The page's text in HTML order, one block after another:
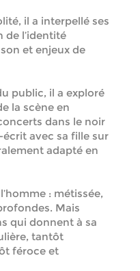
il a interpellé ses
l’identité
et enjeux de
public, il a exploré
la scène en
dans le noir
avec sa fille sur
adapté en
: métissée,
Mais
qui donnent à sa
tantôt
féroce et